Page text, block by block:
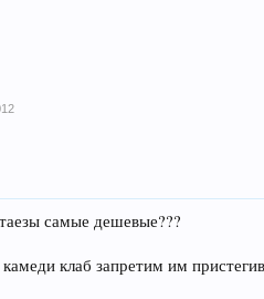
самые дешевые???
клаб запретим им